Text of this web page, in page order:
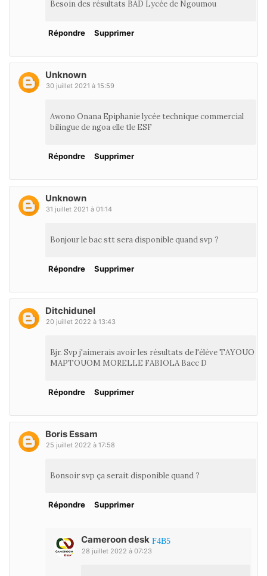
Besoin des résultats BAD Lycée de Ngoumou
Répondre Supprimer
Unknown
30 juillet 2021 à 15:59
Awono Onana Epiphanie lycée technique commercial
bilingue de ngoa elle tle ESF
Répondre Supprimer
Unknown
31 juillet 2021 à 01:14
Bonjour le bac stt sera disponible quand svp ?
Répondre Supprimer
Ditchidunel
20 juillet 2022 à 13:43
Bjr. Svp j'aimerais avoir les résultats de l'élève TAYOUO
MAPTOUOM MORELLE FABIOLA Bacc D
Répondre Supprimer
Boris Essam
25 juillet 2022 à 17:58
Bonsoir svp ça serait disponible quand ?
Répondre Supprimer
Cameroon desk
28 juillet 2022 à 07:23